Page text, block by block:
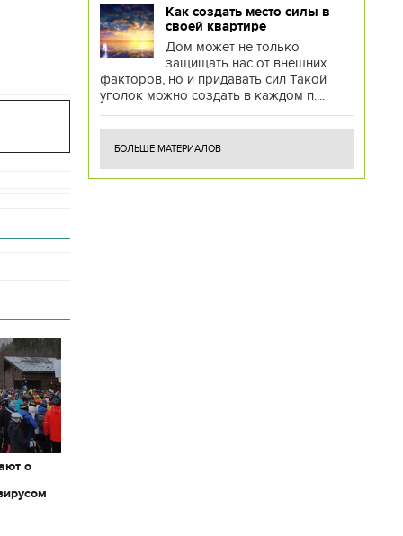
о
Как создать место силы в
своей квартире
Дом может не только
защищать нас от внешних
факторов, но и придавать сил Такой
уголок можно создать в каждом п....
БОЛЬШЕ МАТЕРИАЛОВ